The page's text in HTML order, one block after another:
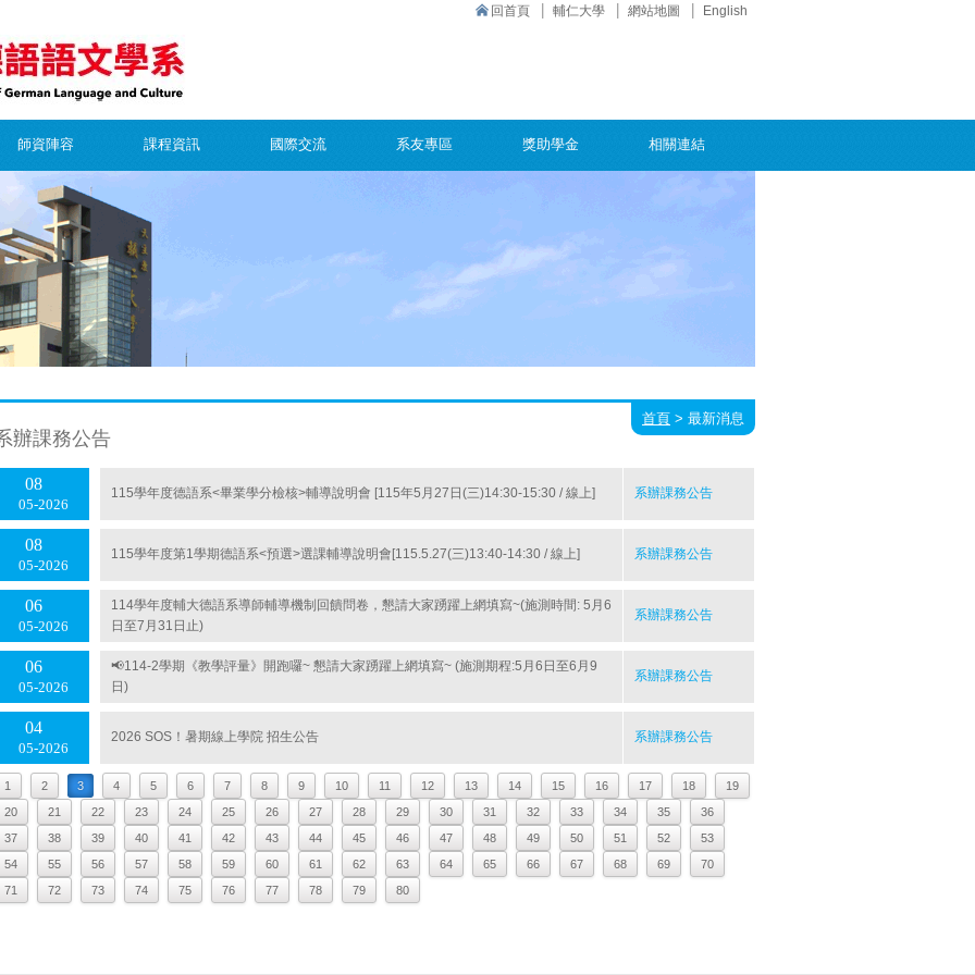
回首頁 輔仁大學 網站地圖 English
師資陣容 課程資訊 國際交流 系友專區 獎助學金 相關連結
辦課務公告
首頁 > 最新消息
05 2026
08 115學年度德語系<畢業學分檢核>輔導說明會 [115年5月27日(三)14:30-15:30 / 線上] 系辦課務公告
05 2026
08 115學年度第1學期德語系<預選>選課輔導說明會[115.5.27(三)13:40-14:30 / 線上] 系辦課務公告
05 2026
06
114學年度輔大德語系導師輔導機制回饋問卷，懇請大家踴躍上網填寫~(施測時間: 5月6
日至7月31日止)
系辦課務公告
05 2026
06
📢114-2學期《教學評量》開跑囉~ 懇請大家踴躍上網填寫~ (施測期程:5月6日至6月9
日)
系辦課務公告
05 2026
04 2026 SOS！暑期線上學院 招生公告 系辦課務公告
1 2 3 4 5 6 7 8 9 10 11 12 13 14 15 16 17 18
19
20
21 22 23 24 25 26 27 28 29 30 31 32 33 34 35
36
37
38 39 40 41 42 43 44 45 46 47 48 49 50 51 52
53
54
55 56 57 58 59 60 61 62 63 64 65 66 67 68 69
70
71
72 73 74 75 76 77 78 79 80